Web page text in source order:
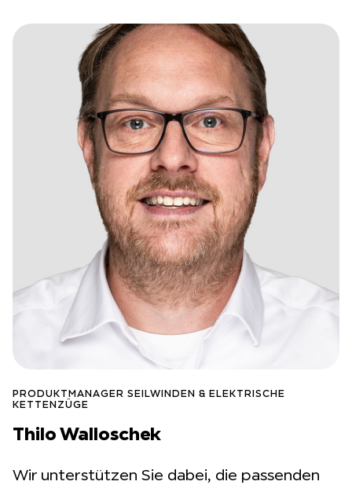
PRODUKTMANAGER SEILWINDEN & ELEKTRISCHE
KETTENZÜGE
Thilo Walloschek
Wir unterstützen Sie dabei, die passenden